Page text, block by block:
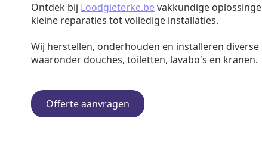
Ontdek bij Loodgieterke.bevakkundige
kleine reparaties tot volledige installaties.
Wij herstellen, onderhouden en installeren
waaronder douches, toiletten, lavabo's en kranen.
Offerte aanvragen